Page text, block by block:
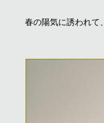
春の陽気に誘われて